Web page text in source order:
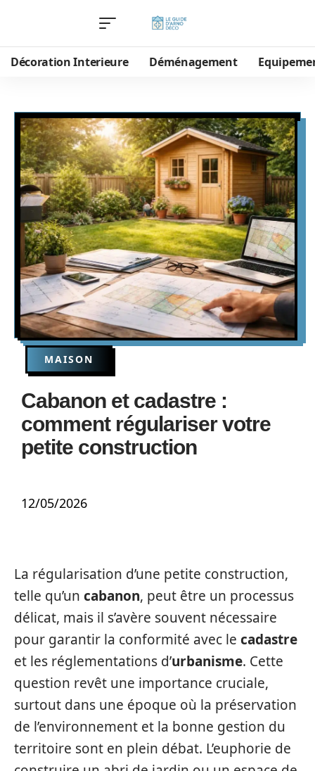
Décoration Interieure Déménagement
MAISON
Cabanon et cadastre :
comment régulariser votre
petite construction
12/05/2026
La régularisation d’une petite construction,
telle qu’un cabanon, peut être un processus
délicat, mais il s’avère souvent nécessaire
pour garantir la conformité avec le cadastre
et les réglementations d’urbanisme. Cette
question revêt une importance cruciale,
surtout dans une époque où la préservation
de l’environnement et la bonne gestion du
territoire sont en plein débat. L’euphorie de